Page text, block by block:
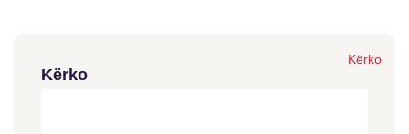
Kërko
Kërko